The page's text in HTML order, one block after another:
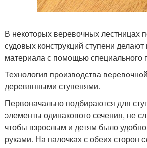
В некоторых веревочных лестницах
судовых конструкций ступени делают
материала с помощью специального
Технология производства
деревянными ступенями.
Первоначально подбираются для
элементы одинакового сечения, не
чтобы взрослым и детям было удобно
руками. На палочках с обеих сторон